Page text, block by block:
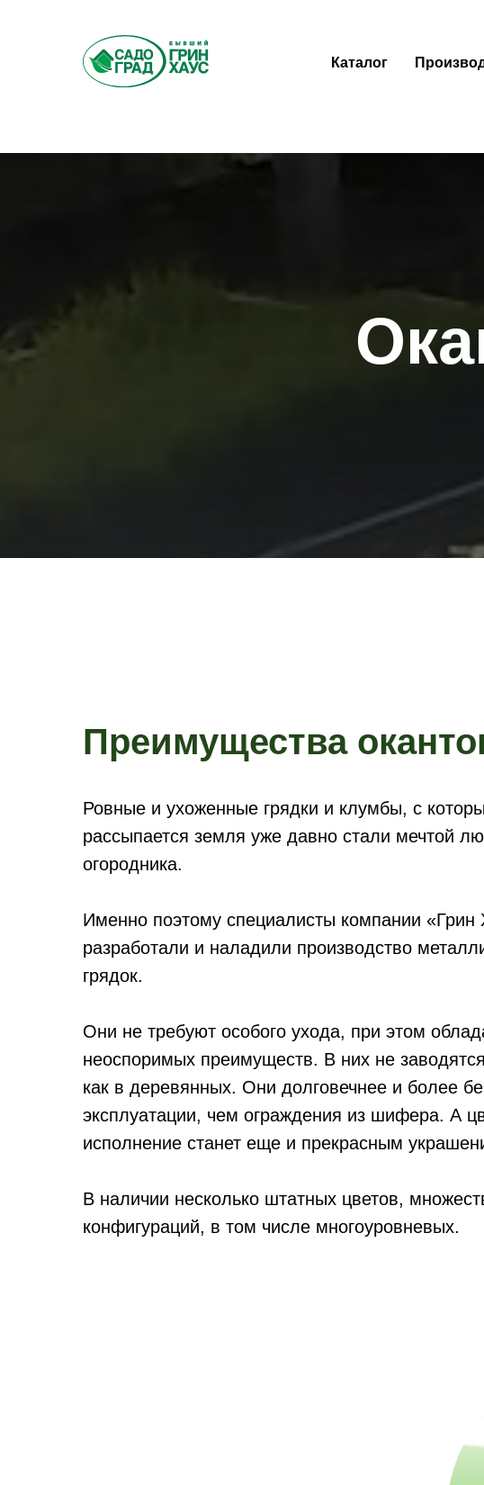
Каталог
Преимущества
Ровные и ухоженные грядки и клумбы, с
рассыпается земля уже давно стали мечтой
огородника.
Именно поэтому специалисты компании «Грин
разработали и наладили производство
грядок.
Они не требуют особого ухода, при этом
неоспоримых преимуществ. В них не
как в деревянных. Они долговечнее и более
эксплуатации, чем ограждения из шифера. А
исполнение станет еще и прекрасным
В наличии несколько штатных цветов,
конфигураций, в том числе многоуровневых.